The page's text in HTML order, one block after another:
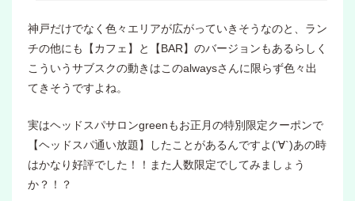
神戸だけでなく色々エリアが広がっていきそうなのと、ラン
チの他にも【カフェ】と【BAR】のバージョンもあるらしく
こういうサブスクの動きはこのalwaysさんに限らず色々出
てきそうですよね。
実はヘッドスパサロンgreenもお正月の特別限定クーポンで
【ヘッドスパ通い放題】したことがあるんですよ(‘∀`)あの時
はかなり好評でした！！また人数限定でしてみましょう
か？！？